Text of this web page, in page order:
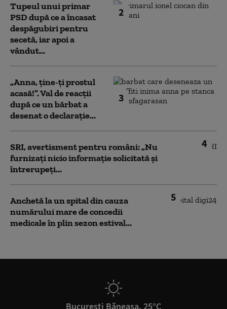
2
Tupeul unui primar
PSD după ce a încasat
despăgubiri pentru
secetă, iar apoi a
vândut...
3
„Anna, ţine-ţi prostul
acasă!”. Val de reacții
după ce un bărbat a
desenat o declarație...
4
SRI, avertisment pentru români: „Nu
furnizați nicio informație solicitată și
întrerupeți...
5
Anchetă la un spital din cauza
numărului mare de concedii
medicale în plin sezon estival...
București Băneasa, 25°C